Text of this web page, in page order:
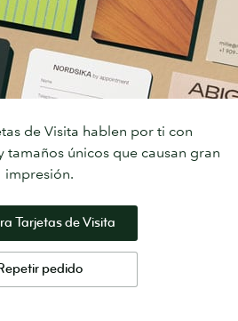
de Visita hablen por ti con
tamaños únicos que causan gran
impresión.
Tarjetas de Visita
pedido